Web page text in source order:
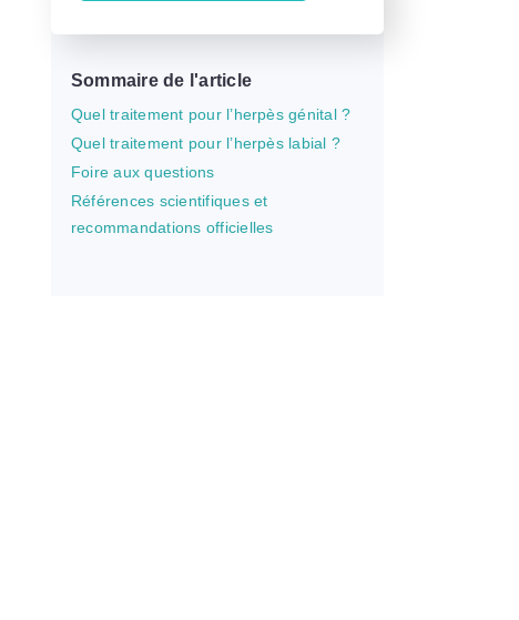
Sommaire de l'article
Quel traitement pour l’herpès génital ?
Quel traitement pour l’herpès labial ?
Foire aux questions
Références scientifiques et
recommandations officielles